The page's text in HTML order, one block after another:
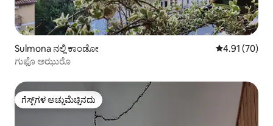
Sulmona ನಲ್ಲಿ ಕಾಂಡೋ 5 ರಲ್ಲಿ 4.91
4.91 (70)
ಗುಫೊ ಅಝುರೊ
ಗೆಸ್ಟ್‌ಗಳ ಅಚ್ಚುಮೆಚ್ಚಿನದು
ಗೆಸ್ಟ್‌ಗಳ ಅಚ್ಚುಮೆಚ್ಚಿನದು